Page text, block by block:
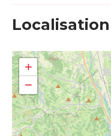
Localisation
+
−